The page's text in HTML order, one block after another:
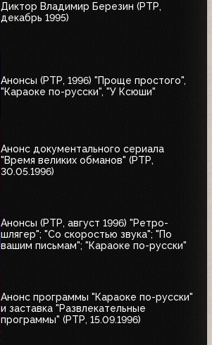
Диктор Владимир Березин (РТР,
декабрь 1995)
Анонсы (РТР, 1996) "Проще простого",
"Караоке по-русски", "У Ксюши"
Анонс документального сериала
"Время великих обманов" (РТР,
30.05.1996)
Анонсы (РТР, август 1996) "Ретро-
шлягер"; "Со скоростью звука"; "По
вашим письмам"; "Караоке по-русски"
Анонс программы "Караоке по-русски"
и заставка "Развлекательные
программы" (РТР, 15.09.1996)